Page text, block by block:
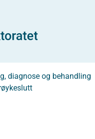
diagnose og behandling